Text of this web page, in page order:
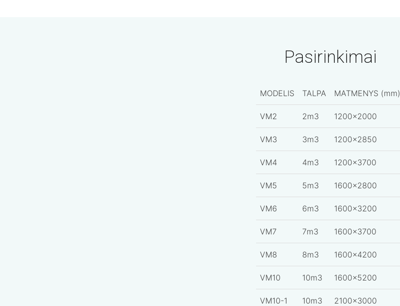
Pasirinkimai
MODELIS TALPA MATMENYS (mm)
VM2 2m3 1200x2000
VM3 3m3 1200x2850
VM4 4m3 1200x3700
VM5 5m3 1600x2800
VM6 6m3 1600x3200
VM7 7m3 1600x3700
VM8 8m3 1600x4200
VM10 10m3 1600x5200
VM10-1 10m3 2100x3000